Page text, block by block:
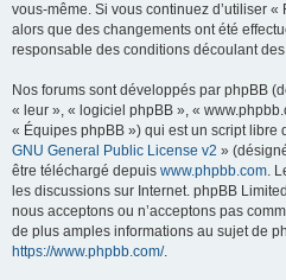
vous-même. Si vous continuez d’utiliser
alors que des changements ont été
responsable des conditions découlant
Nos forums sont développés par phpBB
« leur », « logiciel phpBB », «
« Équipes phpBB ») qui est un script libre
GNU General Public License v2 »
être téléchargé depuis www.phpbb.com.
les discussions sur Internet. phpBB
nous acceptons ou n’acceptons pas
de plus amples informations au sujet de
https://www.phpbb.com/.